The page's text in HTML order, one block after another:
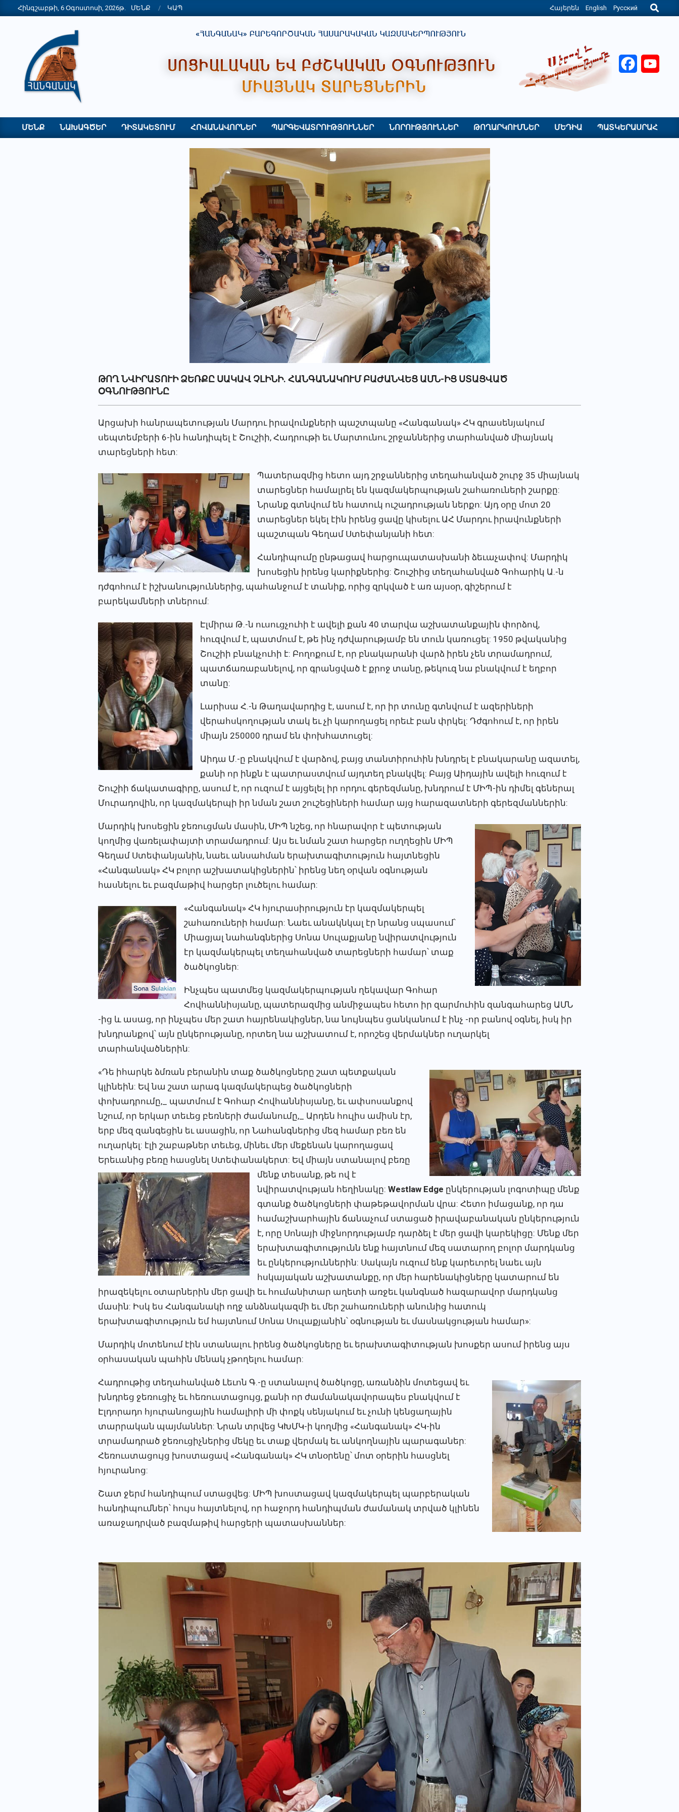
to
Հինգշաբթի, 6 Օգոստոսի, 2026թ. ՄԵՆՔ ԿԱՊ Հայերեն English Русский
Search
"ՀԱՆԳԱՆԱԿ"
ՀԿ
Facebook
Primary
ՄԵՆՔ ՆԱԽԱԳԾԵՐ ԴԻՏԱԿԵՏՈՒՄ ՀՈՎԱՆԱՎՈՐՆԵՐ ՊԱՐԳԵՎԱՏՐՈՒԹՅՈՒՆՆԵՐ ՆՈՐՈՒԹՅՈՒՆՆԵՐ ԹՈՂԱՐԿՈՒՄՆԵՐ ՄԵԴԻԱ ՊԱՏԿԵՐԱՍՐԱՀ
ԹՈՂ ՆՎԻՐԱՏՈՒԻ ՁԵՌՔԸ ՍԱԿԱՎ ՉԼԻՆԻ. ՀԱՆԳԱՆԱԿՈՒՄ ԲԱԺԱՆՎԵՑ ԱՄՆ-ԻՑ ՍՏԱՑՎԱԾ
ՕԳՆՈՒԹՅՈՒՆԸ
Արցախի հանրապետության Մարդու իրավունքների պաշտպանը «Հանգանակ» ՀԿ գրասենյակում
սեպտեմբերի 6-ին հանդիպել է Շուշիի, Հադրութի եւ Մարտունու շրջաններից տարհանված միայնակ
տարեցների հետ:
Պատերազմից հետո այդ շրջաններից տեղահանված շուրջ 35 միայնակ
տարեցներ համալրել են կազմակերպության շահառուների շարքը:
Նրանք գտնվում են հատուկ ուշադրության ներքո: Այդ օրը մոտ 20
տարեցներ եկել էին իրենց ցավը կիսելու ԱՀ Մարդու իրավունքների
պաշտպան Գեղամ Ստեփանյանի հետ:
Հանդիպումը ընթացավ հարցուպատասխանի ձեւաչափով: Մարդիկ
խոսեցին իրենց կարիքներից: Շուշիից տեղահանված Գոհարիկ Ա.-ն
դժգոհում է իշխանություններից, պահանջում է տանիք, որից զրկված է առ այսօր, գիշերում է
բարեկամների տներում:
Էլմիրա Թ.-ն ուսուցչուհի է ավելի քան 40 տարվա աշխատանքային փորձով,
հուզվում է, պատմում է, թե ինչ դժվարությամբ են տուն կառուցել: 1950 թվականից
Շուշիի բնակչուհի է: Բողոքում է, որ բնակարանի վարձ իրեն չեն տրամադրում,
պատճառաբանելով, որ գրանցված է քրոջ տանը, թեկուզ նա բնակվում է եղբոր
տանը:
Լարիսա Հ.-ն Թաղավարդից է, ասում է, որ իր տունը գտնվում է ազերիների
վերահսկողության տակ եւ չի կարողացել որեւէ բան փրկել: Դժգոհում է, որ իրեն
միայն 250000 դրամ են փոխհատուցել:
Աիդա Մ.-ը բնակվում է վարձով, բայց տանտիրուհին խնդրել է բնակարանը ազատել,
քանի որ ինքն է պատրաստվում այդտեղ բնակվել: Բայց Աիդային ավելի հուզում է
Շուշիի ճակատագիրը, ասում է, որ ուզում է այցելել իր որդու գերեզմանը, խնդրում է ՄԻՊ-ին դիմել գեներալ
Մուրադովին, որ կազմակերպի իր նման շատ շուշեցիների համար այց հարազատների գերեզմաններին:
Մարդիկ խոսեցին ջեռուցման մասին, ՄԻՊ նշեց, որ հնարավոր է պետության
կողմից վառելափայտի տրամադրում: Այս եւ նման շատ հարցեր ուղղեցին ՄԻՊ
Գեղամ Ստեփանյանին, նաեւ անսահման երախտագիտություն հայտնեցին
«Հանգանակ» ՀԿ բոլոր աշխատակիցներին՝ իրենց նեղ օրվան օգնության
հասնելու եւ բազմաթիվ հարցեր լուծելու համար:
«Հանգանակ» ՀԿ հյուրասիրություն էր կազմակերպել
շահառուների համար: Նաեւ անակնկալ էր նրանց սպասում՝
Միացյալ նահանգներից Սոնա Սուլաքյանը նվիրատվություն
էր կազմակերպել տեղահանված տարեցների համար՝ տաք
ծածկոցներ:
Ինչպես պատմեց կազմակերպության ղեկավար Գոհար
Հովհաննիսյանը, պատերազմից անմիջապես հետո իր զարմուհին զանգահարեց ԱՄՆ
-ից և ասաց, որ ինչպես մեր շատ հայրենակիցներ, նա նույնպես ցանկանում է ինչ -որ բանով օգնել, իսկ իր
խնդրանքով՝ այն ընկերությանը, որտեղ նա աշխատում է, որոշեց վերմակներ ուղարկել
տարհանվածներին:
«Դե իհարկե ձմռան բերանին տաք ծածկոցները շատ պետքական
կլինեին: Եվ նա շատ արագ կազմակերպեց ծածկոցների
փոխադրումը,_ պատմում է Գոհար Հովհաննիսյանը, եւ ափսոսանքով
նշում, որ երկար տեւեց բեռների ժամանումը,_ Արդեն հուլիս ամիսն էր,
երբ մեզ զանգեցին եւ ասացին, որ Նահանգներից մեզ համար բեռ են
ուղարկել: էլի շաբաթներ տեւեց, մինեւ մեր մեքենան կարողացավ
Երեւանից բեռը հասցնել Ստեփանակերտ: Եվ միայն ստանալով բեռը
մենք տեսանք, թե ով է
նվիրատվության հեղինակը:Westlaw Edge ընկերության լոգոտիպը մենք
գտանք ծածկոցների փաթեթավորման վրա: Հետո իմացանք, որ դա
համաշխարհային ճանաչում ստացած իրավաբանական ընկերություն
է, որը Սոնայի միջնորդությամբ դարձել է մեր ցավի կարեկիցը: Մենք մեր
երախտագիտությունն ենք հայտնում մեզ սատարող բոլոր մարդկանց
եւ ընկերություններին: Սակայն ուզում ենք կարեւորել նաեւ այն
հսկայական աշխատանքը, որ մեր հարենակիցները կատարում են
իրազեկելու օտարներին մեր ցավի եւ հումանիտար աղետի առջեւ կանգնած հազարավոր մարդկանց
մասին: Իսկ ես Հանգանակի ողջ անձնակազմի եւ մեր շահառուների անունից հատուկ
երախտագիտություն եմ հայտնում Սոնա Սուլաքյանին՝ օգնության եւ մասնակցության համար»:
Մարդիկ մոտենում էին ստանալու իրենց ծածկոցները եւ երախտագիտության խոսքեր ասում իրենց այս
օրհասական պահին մենակ չթողելու համար:
Հադրութից տեղահանված Լեւոն Գ.-ը ստանալով ծածկոցը, առանձին մոտեցավ եւ
խնդրեց ջեռուցիչ եւ հեռուստացույց, քանի որ ժամանակավորապես բնակվում է
Էլդորադո հյուրանոցային համալիրի մի փոքկ սենյակում եւ չունի կենցաղային
տարրական պայմաններ: Նրան տրվեց ԿԽՄԿ-ի կողմից «Հանգանակ» ՀԿ-ին
տրամադրած ջեռուցիչներից մեկը եւ տաք վերմակ եւ անկողնային պարագաներ:
Հեռուստացույց խոստացավ «Հանգանակ» ՀԿ տնօրենը՝ մոտ օրերին հասցնել
հյուրանոց:
Շատ ջերմ հանդիպում ստացվեց: ՄԻՊ խոստացավ կազմակերպել պարբերական
հանդիպումներ՝ հույս հայտնելով, որ հաջորդ հանդիպման ժամանակ տրված կլինեն
առաջադրված բազմաթիվ հարցերի պատասխաններ: